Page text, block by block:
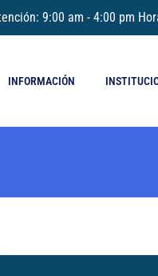
9:00 am - 4:00 pm
INFORMACIÓN